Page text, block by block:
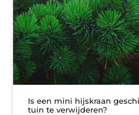
Is een mini hijskraan
tuin te verwijderen?